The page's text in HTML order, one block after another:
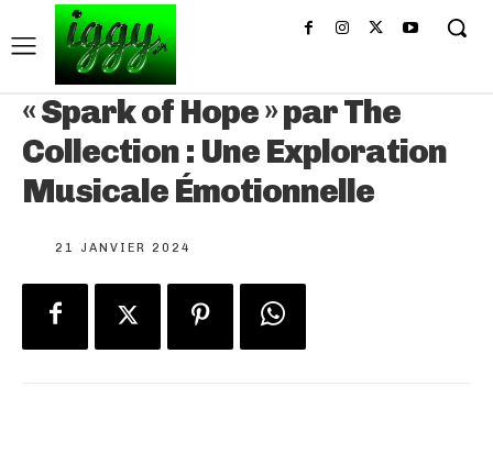
« Spark of Hope » par The
Collection : Une Exploration
Musicale Émotionnelle
21 JANVIER 2024